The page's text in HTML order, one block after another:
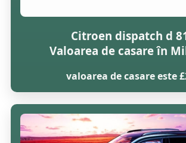
Citroen dispatch d
Valoarea de casare în
valoarea de casare este